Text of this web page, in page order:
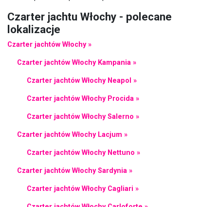
Czarter jachtu Włochy - polecane
lokalizacje
Czarter jachtów Włochy »
Czarter jachtów Włochy Kampania »
Czarter jachtów Włochy Neapol »
Czarter jachtów Włochy Procida »
Czarter jachtów Włochy Salerno »
Czarter jachtów Włochy Lacjum »
Czarter jachtów Włochy Nettuno »
Czarter jachtów Włochy Sardynia »
Czarter jachtów Włochy Cagliari »